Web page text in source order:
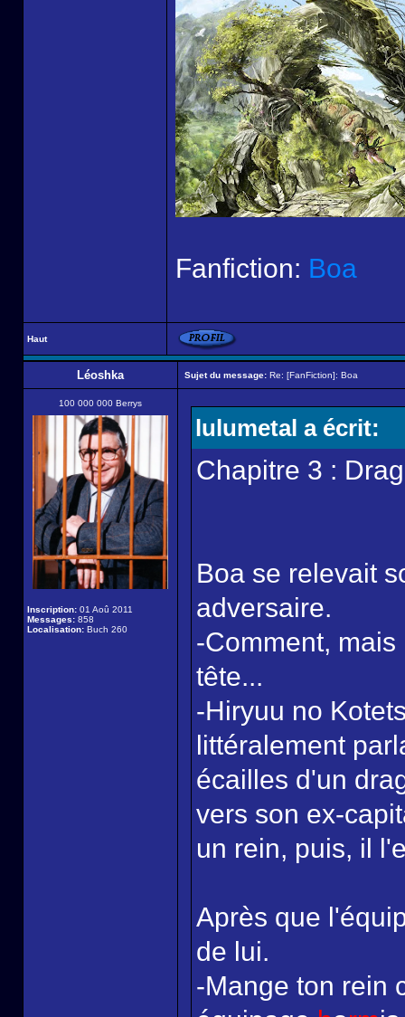
Fanfiction: Boa
Haut
Léoshka Sujet du message: Re: [FanFiction]: Boa
100 000 000 Berrys
Inscription: 01 Aoû 2011
Messages: 858
Localisation: Buch 260
lulumetal a écrit:
Chapitre 3 :
Boa se relevait
adversaire.
-Comment,
tête...
-Hiryuu no
littéralement
écailles d'un
vers son ex-
un rein, puis, il
Après que
de lui.
-Mange ton rein